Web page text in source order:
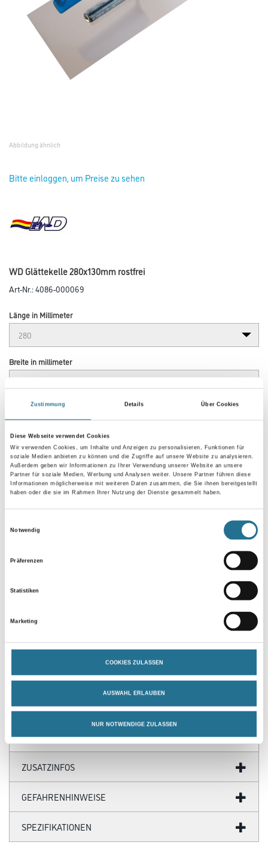
Zustimmung Details Über Cookies
Diese Webseite verwendet Cookies
Wir verwenden Cookies, um Inhalte und Anzeigen zu personalisieren, Funktionen für
soziale Medien anbieten zu können und die Zugriffe auf unsere Website zu analysieren.
Außerdem geben wir Informationen zu Ihrer Verwendung unserer Website an unsere
Partner für soziale Medien, Werbung und Analysen weiter. Unsere Partner führen diese
Informationen möglicherweise mit weiteren Daten zusammen, die Sie ihnen bereitgestellt
haben oder die sie im Rahmen Ihrer Nutzung der Dienste gesammelt haben.
Notwendig
Präferenzen
Statistiken
Marketing
COOKIES ZULASSEN
AUSWAHL ERLAUBEN
NUR NOTWENDIGE ZULASSEN
Abbildung ähnlich
Bitte einloggen, um Preise zu sehen
WD Glättekelle 280x130mm rostfrei
Art-Nr.:4086-000069
Länge in Millimeter
Breite in millimeter
Höhe in millimeter
Stärke in millimeter
PRODUKTEIGENSCHAFTEN
ZUSATZINFOS
GEFAHRENHINWEISE
SPEZIFIKATIONEN